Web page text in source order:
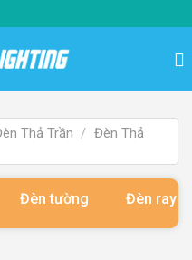
Thả Trần / Đèn Thả
Đèn tường Đèn ray